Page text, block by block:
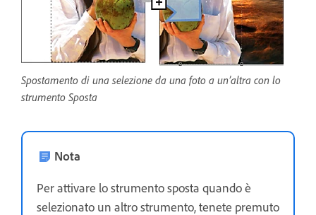
Spostamento di una selezione da una foto a un’altra con lo
strumento Sposta
Nota
Per attivare lo strumento sposta quando è
selezionato un altro strumento, tenete premuto